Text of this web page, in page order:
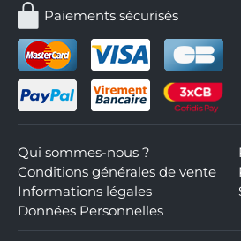
Paiements sécurisés
Qui sommes-nous ?
Conditions générales de vente
Informations légales
Données Personnelles